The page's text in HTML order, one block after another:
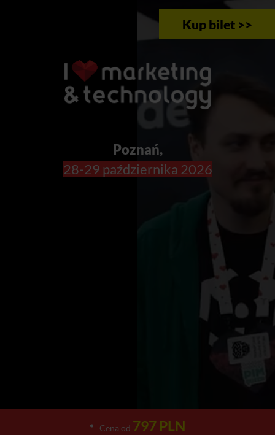
Kup bilet >>
Poznań,
28-29 października 2026
Cena od 797 PLN